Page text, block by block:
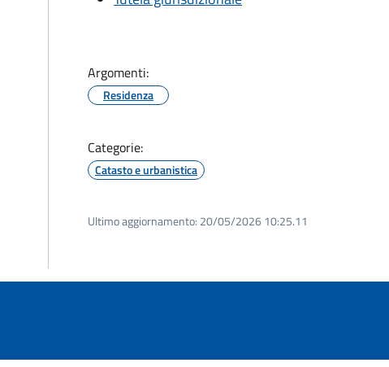
Argomenti:
Residenza
Categorie:
Catasto e urbanistica
Ultimo aggiornamento: 20/05/2026 10:25.11